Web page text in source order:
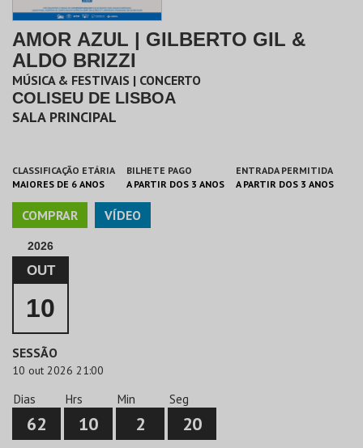
AMOR AZUL | GILBERTO GIL &
ALDO BRIZZI
MÚSICA & FESTIVAIS | CONCERTO
COLISEU DE LISBOA
SALA PRINCIPAL
CLASSIFICAÇÃO ETÁRIA
MAIORES DE 6 ANOS
BILHETE PAGO
A PARTIR DOS 3 ANOS
ENTRADA PERMITIDA
A PARTIR DOS 3 ANOS
COMPRAR VÍDEO
2026
OUT
10
SESSÃO
10 out 2026 21:00
Dias
62
Hrs
10
Min
2
Seg
20